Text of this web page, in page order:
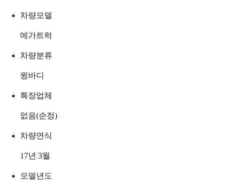
차량모델
메가트럭
차량분류
윙바디
특장업체
없음(순정)
차량연식
17년 3월
모델년도